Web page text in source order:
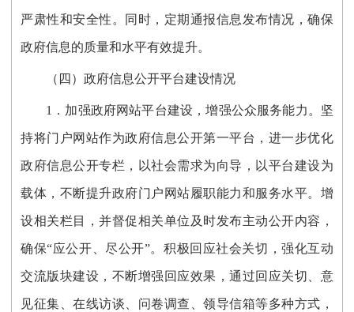
严肃性和安全性。同时，定期通报信息发布情况，确保
政府信息的质量和水平有效提升。
（ 四 ）政府信息公开平台建设情况
1 ． 加强政府网站平台建设，增强公众服务能力。坚
持将门户网站作为政府信息公开第一平台，进一步优化
政府信息公开专栏，以社会需求为向导，以平台建设为
载体，不断提升政府门户网站履职能力和服务水平。 增
设相关栏目，并督促相关单位及时发布主动公开内容，
确保“应公开、尽公开”。积极回应社会关切，强化互动
交流版块建设，不断增强回应效果，通过回应关切、意
见征集、在线访谈、问卷调查、领导信箱等多种方式，